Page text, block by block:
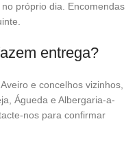
próprio dia. Encomendas
entrega?
e concelhos vizinhos,
Águeda e Albergaria-a-
nos para confirmar